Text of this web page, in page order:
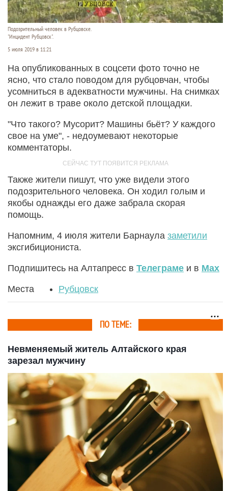
Подозрительный человек в Рубцовске.
"Инцидент Рубцовск".
5 июля 2019 в 11:21
На опубликованных в соцсети фото точно не
ясно, что стало поводом для рубцовчан, чтобы
усомниться в адекватности мужчины. На снимках
он лежит в траве около детской площадки.
"Что такого? Мусорит? Машины бьёт? У каждого
свое на уме", - недоумевают некоторые
комментаторы.
Также жители пишут, что уже видели этого
подозрительного человека. Он ходил голым и
якобы однажды его даже забрала скорая
помощь.
Напомним, 4 июля жители Барнаула заметили
эксгибициониста.
Подпишитесь на Алтапресс в Телеграме и в Max
Места Рубцовск
ПО ТЕМЕ:
Невменяемый житель Алтайского края
зарезал мужчину